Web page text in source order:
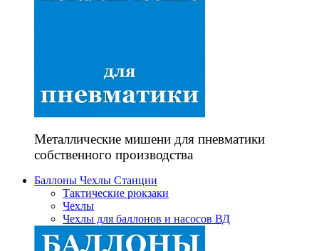
Металлические мишени для пневматики
собственного производства
Баллоны Чехлы Станции
Тактические рюкзаки
Чехлы
Чехлы для баллонов и насосов ВД